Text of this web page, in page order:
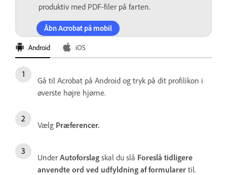
produktiv med PDF-filer på farten.
Åbn Acrobat på mobil
Android iOS
Gå til Acrobat på Android og tryk på dit profilikon i
øverste højre hjørne.
Vælg Præferencer.
Under Autoforslag skal du slå Foreslå tidligere
anvendte ord ved udfyldning af formularer til.